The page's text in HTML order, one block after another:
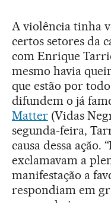
A violência tinha
certos setores da
com Enrique
mesmo havia
que estão por
difundem o já
Matter(Vidas
segunda-feira,
causa dessa ação.
exclamavam a
manifestação a
respondiam em